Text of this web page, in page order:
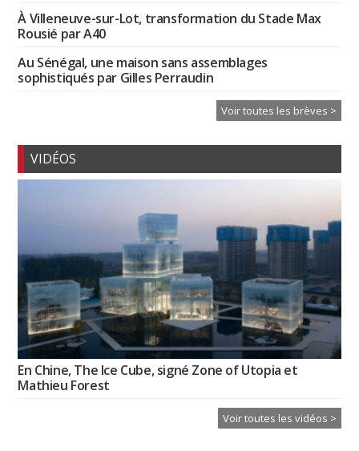
À Villeneuve-sur-Lot, transformation du Stade Max
Rousié par A40
Au Sénégal, une maison sans assemblages
sophistiqués par Gilles Perraudin
Voir toutes les brèves >
VIDÉOS
En Chine, The Ice Cube, signé Zone of Utopia et
Mathieu Forest
Voir toutes les vidéos >